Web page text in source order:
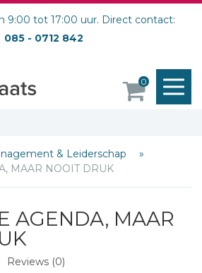
9:00 tot 17:00 uur. Direct contact:
085 - 0712 842
0
& Leiderschap
MAAR NOOIT DRUK
AGENDA, MAAR
Reviews (0)